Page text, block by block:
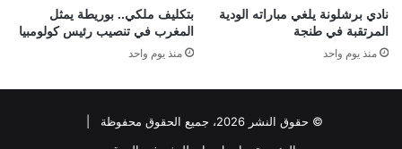
نادي برشلونة يلغي مباراته الودية
المرتقبة في طنجة
منذ يوم واحد
بتكليف ملكي.. بوريطة يمثل
المغرب في تنصيب رئيس كولومبيا
منذ يوم واحد
© حقوق النشر 2026، جميع الحقوق محفوظة |